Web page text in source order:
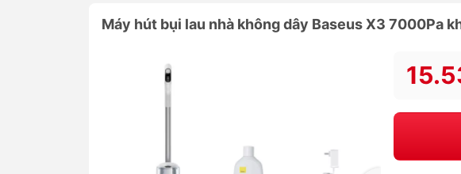
Máy hút bụi lau nhà không dây Baseus X3 7000Pa